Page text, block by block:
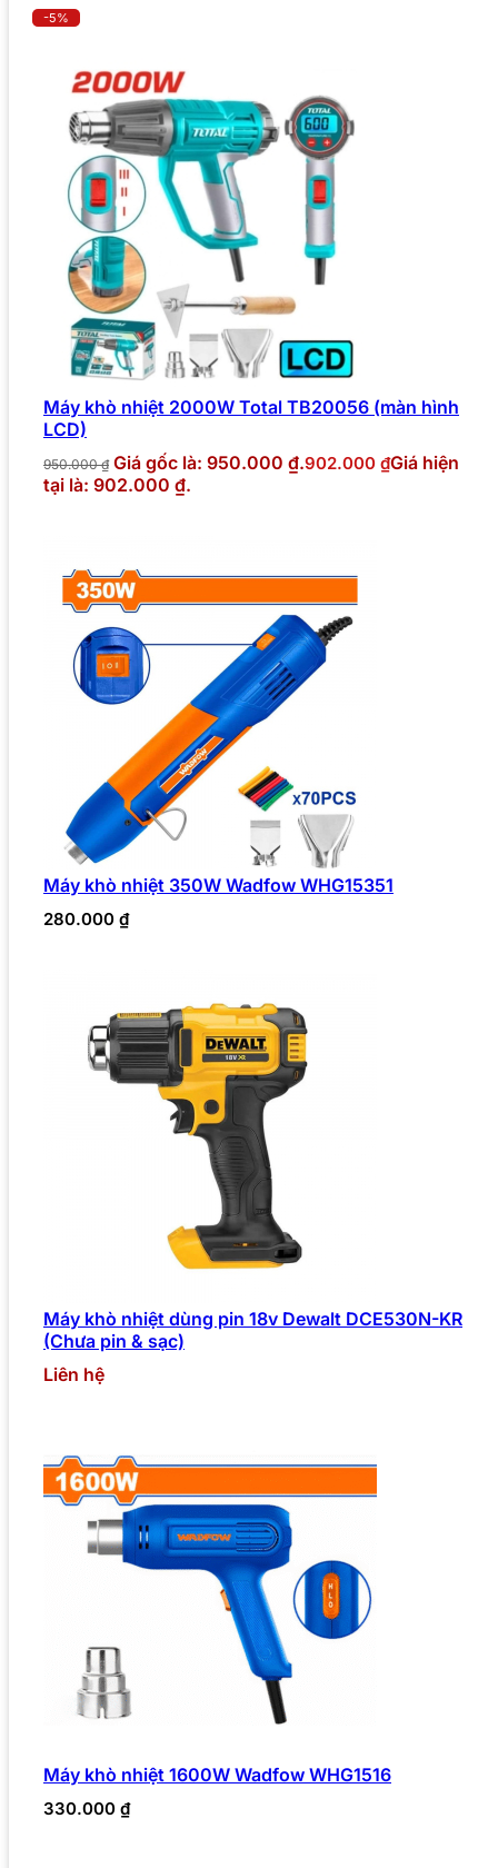
-5%
Máy khò nhiệt 2000W Total TB20056 (màn hình
LCD)
950.000₫ Giá gốc là: 950.000 ₫.902.000 ₫Giá hiện
tại là: 902.000 ₫.
Máy khò nhiệt 350W Wadfow WHG15351
280.000 ₫
Máy khò nhiệt dùng pin 18v Dewalt DCE530N-KR
(Chưa pin & sạc)
Liên hệ
Máy khò nhiệt 1600W Wadfow WHG1516
330.000 ₫